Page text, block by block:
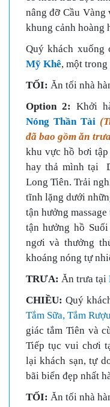
nâng đỡ Cầu Vàng
khung cảnh hoàng
Quý khách
Mỹ Khê, một
TỐI: Ăn tối nhà
Option 2: Khởi
Nóng Thần Tài
đã bao gồm ăn
khu vực hồ bơi
hay thả mình tại
Long Tiên. Trải
tĩnh lặng dưới
tận hưởng
tận hưởng hồ
ngơi và thưởng
khoáng nóng tự
TRƯA: Ăn trưa tại
CHIỀU: Quý
Tắm Sữa, Tắm
giác tắm Tiên và
Tiếp tục vui chơi
lại khách sạn, tự
bãi biển đẹp nhất
TỐI: Ăn tối nhà